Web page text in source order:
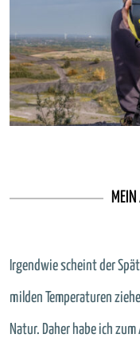
MEIN
Irgendwie scheint der
milden Temperaturen
Natur. Daher habe ich